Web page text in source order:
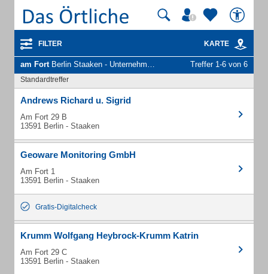
FILTER KARTE
am FortBerlin Staaken - Unternehmen und Personen Treffer 1-6 von 6
Standardtreffer
Andrews Richard u. Sigrid
Am Fort 29 B
13591 Berlin - Staaken
Geoware Monitoring GmbH
Am Fort 1
13591 Berlin - Staaken
Gratis-Digitalcheck
Krumm Wolfgang Heybrock-Krumm Katrin
Am Fort 29 C
13591 Berlin - Staaken